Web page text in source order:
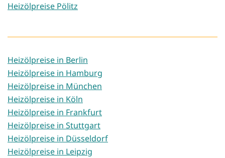
Heizölpreise Pölitz
Heizölpreise in Berlin
Heizölpreise in Hamburg
Heizölpreise in München
Heizölpreise in Köln
Heizölpreise in Frankfurt
Heizölpreise in Stuttgart
Heizölpreise in Düsseldorf
Heizölpreise in Leipzig